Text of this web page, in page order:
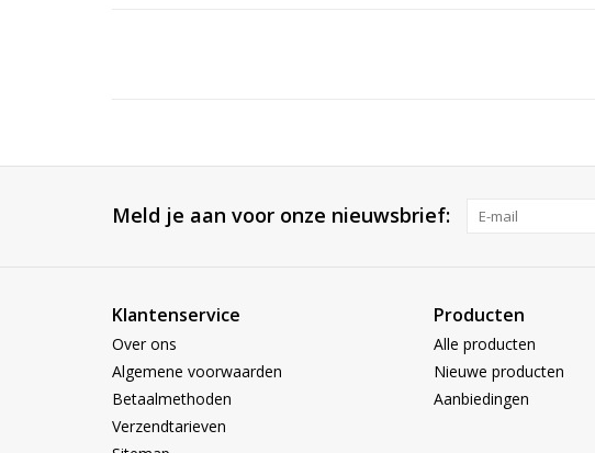
Meld je aan voor onze nieuwsbrief:
Klantenservice
Over ons
Algemene voorwaarden
Betaalmethoden
Verzendtarieven
Producten
Alle producten
Nieuwe producten
Aanbiedingen